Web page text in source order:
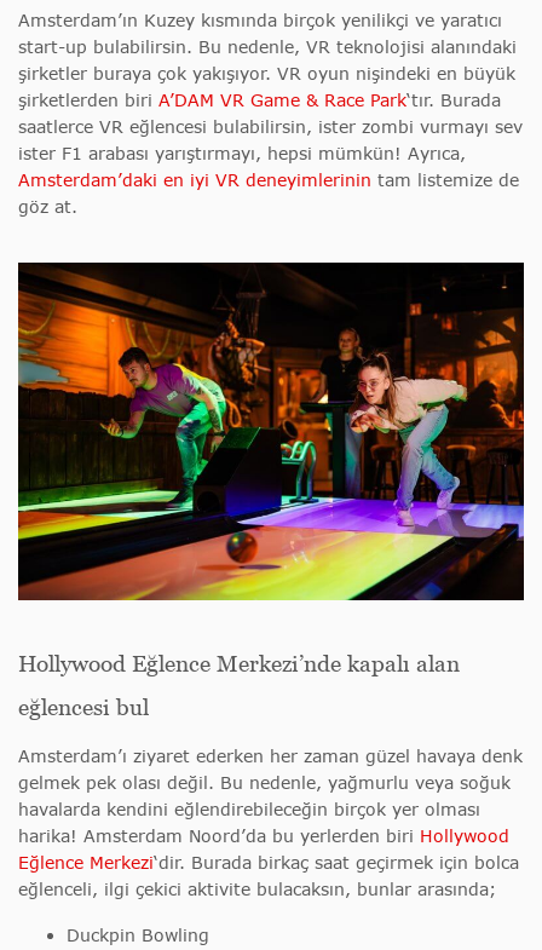
Amsterdam’ın Kuzey kısmında birçok yenilikçi ve yaratıcı
start-up bulabilirsin. Bu nedenle, VR teknolojisi alanındaki
şirketler buraya çok yakışıyor. VR oyun nişindeki en büyük
şirketlerden biri A’DAM VR Game & Race Park‘tır. Burada
saatlerce VR eğlencesi bulabilirsin, ister zombi vurmayı sev
ister F1 arabası yarıştırmayı, hepsi mümkün! Ayrıca,
Amsterdam’daki en iyi VR deneyimlerinin tam listemize de
göz at.
Hollywood Eğlence Merkezi’nde kapalı alan
eğlencesi bul
Amsterdam’ı ziyaret ederken her zaman güzel havaya denk
gelmek pek olası değil. Bu nedenle, yağmurlu veya soğuk
havalarda kendini eğlendirebileceğin birçok yer olması
harika! Amsterdam Noord’da bu yerlerden biri Hollywood
Eğlence Merkezi‘dir. Burada birkaç saat geçirmek için bolca
eğlenceli, ilgi çekici aktivite bulacaksın, bunlar arasında;
Duckpin Bowling